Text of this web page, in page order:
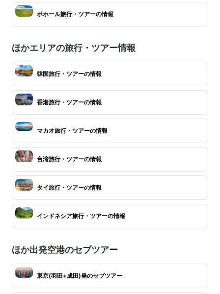
ボホール旅行・ツアーの情報
ほかエリアの旅行・ツアー情報
韓国旅行・ツアーの情報
香港旅行・ツアーの情報
マカオ旅行・ツアーの情報
台湾旅行・ツアーの情報
タイ旅行・ツアーの情報
インドネシア旅行・ツアーの情報
ほか出発空港のセブツアー
東京(羽田+成田)発のセブツアー